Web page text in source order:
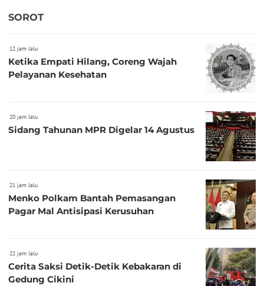
SOROT
12 jam lalu
Ketika Empati Hilang, Coreng Wajah
Pelayanan Kesehatan
20 jam lalu
Sidang Tahunan MPR Digelar 14 Agustus
21 jam lalu
Menko Polkam Bantah Pemasangan
Pagar Mal Antisipasi Kerusuhan
22 jam lalu
Cerita Saksi Detik-Detik Kebakaran di
Gedung Cikini